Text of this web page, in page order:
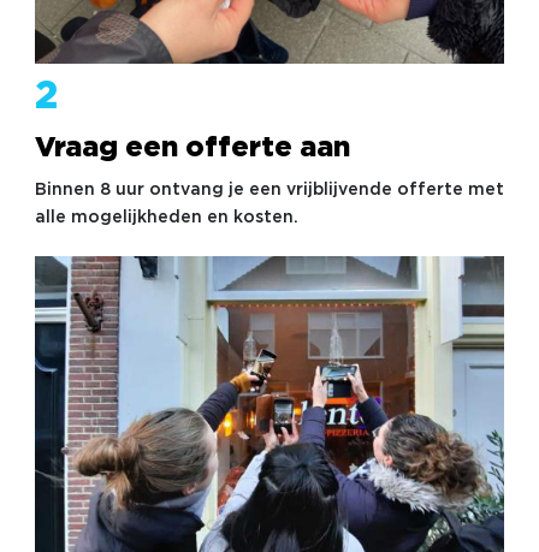
2
Vraag een offerte aan
Binnen 8 uur ontvang je een vrijblijvende offerte met
alle mogelijkheden en kosten.